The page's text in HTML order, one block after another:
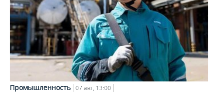
Промышленность 07 авг, 13:00